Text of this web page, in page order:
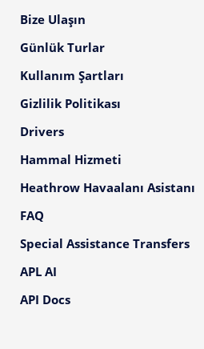
Bize Ulaşın
Günlük Turlar
Kullanım Şartları
Gizlilik Politikası
Drivers
Hammal Hizmeti
Heathrow Havaalanı Asistanı
FAQ
Special Assistance Transfers
APL AI
API Docs